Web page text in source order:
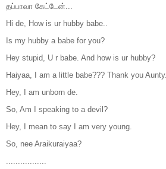
தப்பாவா கேட்டேன்...
Hi de, How is ur hubby babe..
Is my hubby a babe for you?
Hey stupid, U r babe. And how is ur hubby?
Haiyaa, I am a little babe??? Thank you Aunty.
Hey, I am unborn de.
So, Am I speaking to a devil?
Hey, I mean to say I am very young.
So, nee Araikuraiyaa?